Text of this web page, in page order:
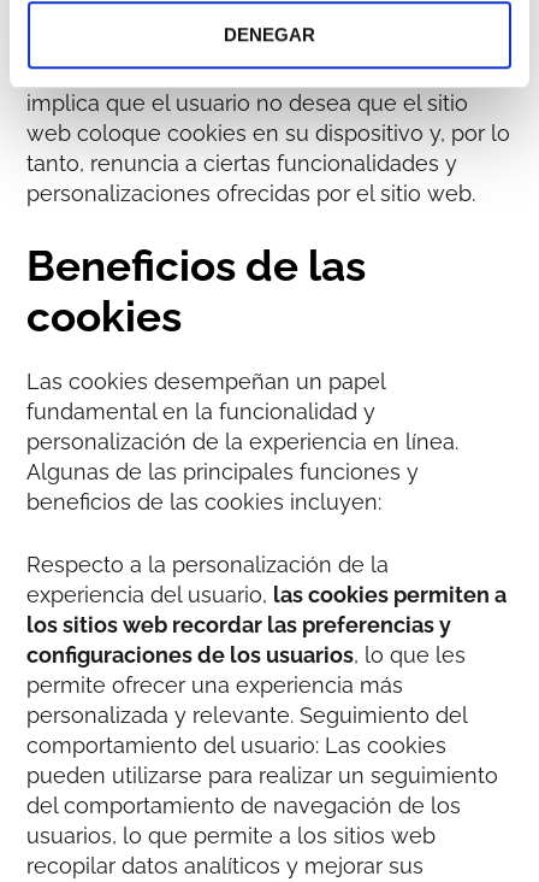
DENEGAR
para diversos fines, comomejorar la
experiencia del usuarioy personalizar la
publicidad. Por otro lado, rechazar cookies
implica que el usuario no desea que el sitio
web coloque cookies en su dispositivo y, por lo
tanto, renuncia a ciertas funcionalidades y
personalizaciones ofrecidas por el sitio web.
Beneficios de las
cookies
Las cookies desempeñan un papel
fundamental en la funcionalidad y
personalización de la experiencia en línea.
Algunas de las principales funciones y
beneficios de las cookies incluyen:
Respecto a la personalización de la
experiencia del usuario, las cookies permiten a
los sitios web recordar las preferencias y
configuraciones de los usuarios, lo que les
permite ofrecer una experiencia más
personalizada y relevante. Seguimiento del
comportamiento del usuario: Las cookies
pueden utilizarse para realizar un seguimiento
del comportamiento de navegación de los
usuarios, lo que permite a los sitios web
recopilar datos analíticos y mejorar sus